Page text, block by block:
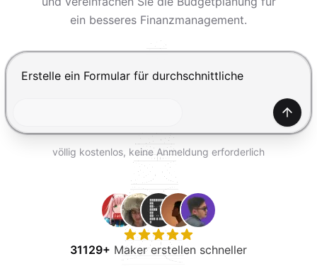
KOSTENLOS TESTEN
ein besseres Finanzmanagement.
Drücke Enter zum Absenden, Shift+Enter für einen
völlig kostenlos, keine Anmeldung erforderlich
31129+ Maker erstellen schneller